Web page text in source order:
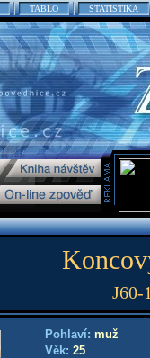
TABLO STATISTIKA
J60-
Pohlaví: muž
Věk: 25